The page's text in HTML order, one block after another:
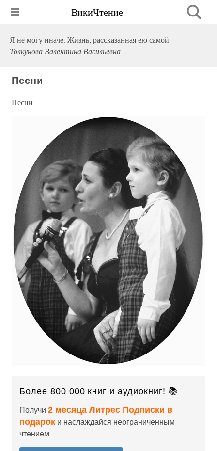
ВикиЧтение
Я не могу иначе. Жизнь, рассказанная ею самой
Толкунова Валентина Васильевна
Песни
Песни
Более 800 000 книг и аудиокниг! 📚
Получи 2 месяца Литрес Подписки в
подарок и наслаждайся неограниченным
чтением